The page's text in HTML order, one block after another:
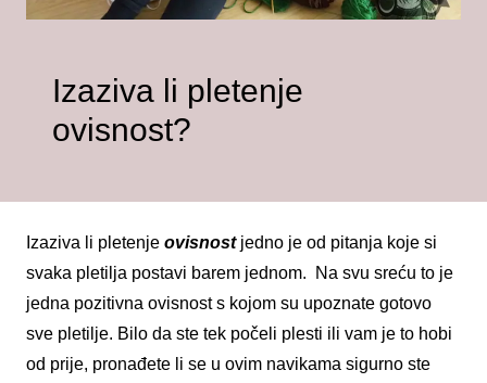
Izaziva li pletenje
ovisnost?
Izaziva li pletenje ovisnostjedno je od pitanja koje si
svaka pletilja postavi barem jednom. Na svu sreću to je
jedna pozitivna ovisnost s kojom su upoznate gotovo
sve pletilje. Bilo da ste tek počeli plesti ili vam je to hobi
od prije, pronađete li se u ovim navikama sigurno ste